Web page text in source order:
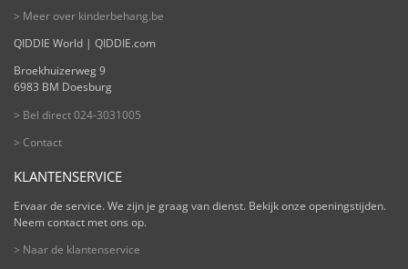
> Meer over kinderbehang.be
QIDDIE World | QIDDIE.com
Broekhuizerweg 9
6983 BM Doesburg
> Bel direct 024-3031005
> Contact
KLANTENSERVICE
Ervaar de service. We zijn je graag van dienst. Bekijk onze openingstijden.
Neem contact met ons op.
> Naar de klantenservice